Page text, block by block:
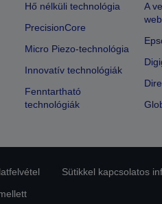
Hő nélküli technológia
PrecisionCore
Micro Piezo-technológia
Innovatív technológiák
Fenntartható
technológiák
A
Sütikkel kapcsolatos